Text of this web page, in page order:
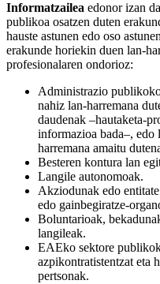
Informatzailea edonor izan
publikoa osatzen duten
hauste astunen edo oso
erakunde horiekin duen lan-
profesionalaren ondorioz:
Administrazio
nahiz lan-harremana
daudenak –hautaketa-
informazioa bada–, edo
harremana amaitu
Besteren kontura lan
Langile autonomoak.
Akziodunak edo
edo gainbegiratze-
Boluntarioak,
langileak.
EAEko sektore
azpikontratistentzat eta
pertsonak.